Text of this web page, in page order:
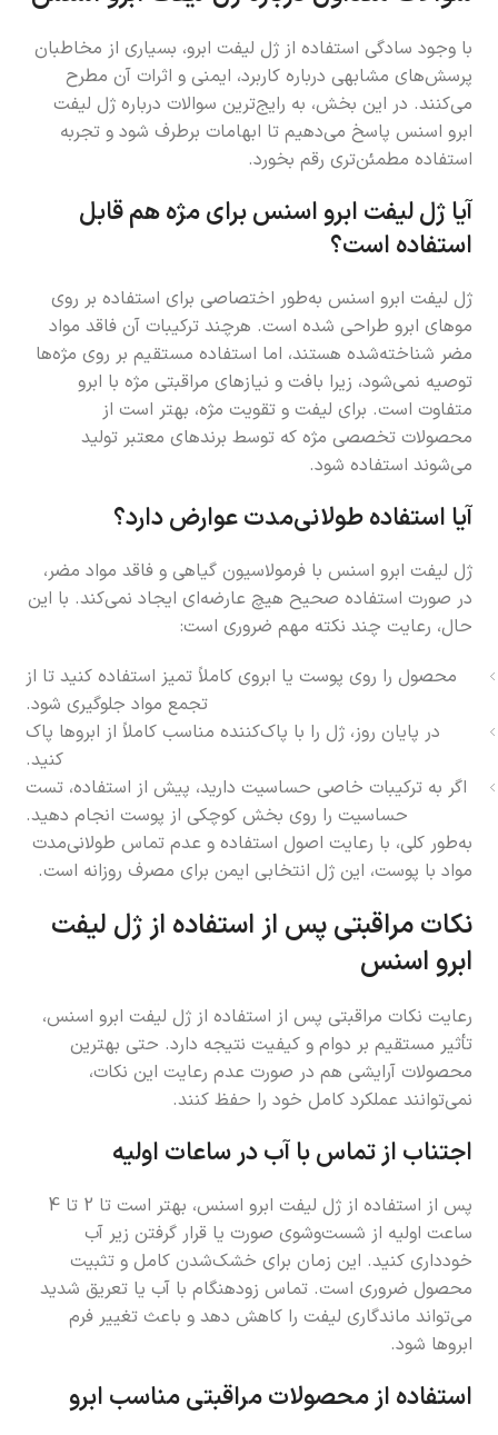
با وجود سادگی استفاده از ژل لیفت ابرو، بسیاری از مخاطبان
پرسش‌های مشابهی درباره کاربرد، ایمنی و اثرات آن مطرح
می‌کنند. در این بخش، به رایج‌ترین سوالات درباره ژل لیفت
ابرو اسنس پاسخ می‌دهیم تا ابهامات برطرف شود و تجربه
استفاده مطمئن‌تری رقم بخورد.
آیا ژل لیفت ابرو اسنس برای مژه هم قابل
استفاده است؟
ژل لیفت ابرو اسنس به‌طور اختصاصی برای استفاده بر روی
موهای ابرو طراحی شده است. هرچند ترکیبات آن فاقد مواد
مضر شناخته‌شده هستند، اما استفاده مستقیم بر روی مژه‌ها
توصیه نمی‌شود، زیرا بافت و نیازهای مراقبتی مژه با ابرو
متفاوت است. برای لیفت و تقویت مژه، بهتر است از
محصولات تخصصی مژه که توسط برندهای معتبر تولید
می‌شوند استفاده شود.
آیا استفاده طولانی‌مدت عوارض دارد؟
ژل لیفت ابرو اسنس با فرمولاسیون گیاهی و فاقد مواد مضر،
در صورت استفاده صحیح هیچ عارضه‌ای ایجاد نمی‌کند. با این
حال، رعایت چند نکته مهم ضروری است:
محصول را روی پوست یا ابروی کاملاً تمیز استفاده کنید تا از
تجمع مواد جلوگیری شود.
در پایان روز، ژل را با پاک‌کننده مناسب کاملاً از ابروها پاک
کنید.
اگر به ترکیبات خاصی حساسیت دارید، پیش از استفاده، تست
حساسیت را روی بخش کوچکی از پوست انجام دهید.
به‌طور کلی، با رعایت اصول استفاده و عدم تماس طولانی‌مدت
مواد با پوست، این ژل انتخابی ایمن برای مصرف روزانه است.
نکات مراقبتی پس از استفاده از ژل لیفت
ابرو اسنس
رعایت نکات مراقبتی پس از استفاده از ژل لیفت ابرو اسنس،
تأثیر مستقیم بر دوام و کیفیت نتیجه دارد. حتی بهترین
محصولات آرایشی هم در صورت عدم رعایت این نکات،
نمی‌توانند عملکرد کامل خود را حفظ کنند.
اجتناب از تماس با آب در ساعات اولیه
پس از استفاده از ژل لیفت ابرو اسنس، بهتر است تا 2 تا 4
ساعت اولیه از شست‌وشوی صورت یا قرار گرفتن زیر آب
خودداری کنید. این زمان برای خشک‌شدن کامل و تثبیت
محصول ضروری است. تماس زودهنگام با آب یا تعریق شدید
می‌تواند ماندگاری لیفت را کاهش دهد و باعث تغییر فرم
ابروها شود.
استفاده از محصولات مراقبتی مناسب ابرو